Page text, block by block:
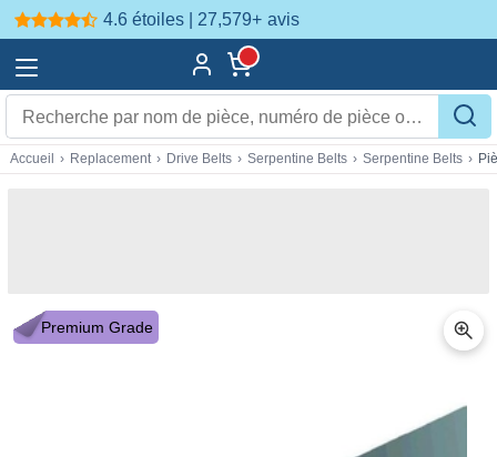
4.6 étoiles | 27,579+ avis
Accueil › Replacement › Drive Belts › Serpentine Belts › Serpentine Belts ›
Premium Grade